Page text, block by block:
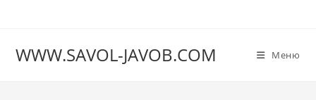
WWW.SAVOL-JAVOB.COM Меню